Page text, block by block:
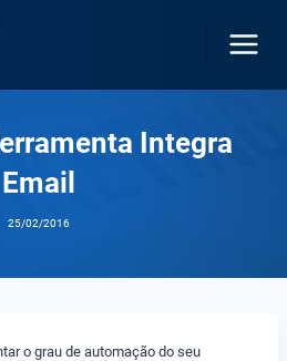
Integra
Email
25/02/2016
o grau de automação do seu